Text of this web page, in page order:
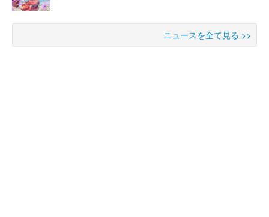
ニュースを全て見る >>